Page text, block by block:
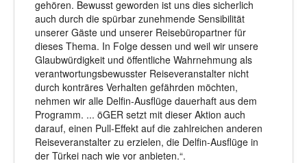
gehören. Bewusst geworden ist uns dies sicherlich
auch durch die spürbar zunehmende Sensibilität
unserer Gäste und unserer Reisebüropartner für
dieses Thema. In Folge dessen und weil wir unsere
Glaubwürdigkeit und öffentliche Wahrnehmung als
verantwortungsbewusster Reiseveranstalter nicht
durch konträres Verhalten gefährden möchten,
nehmen wir alle Delfin-Ausflüge dauerhaft aus dem
Programm. ... öGER setzt mit dieser Aktion auch
darauf, einen Pull-Effekt auf die zahlreichen anderen
Reiseveranstalter zu erzielen, die Delfin-Ausflüge in
der Türkei nach wie vor anbieten.“.